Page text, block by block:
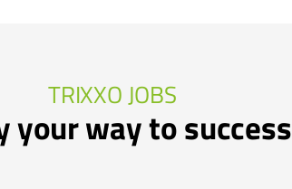
TRIXXO JOBS
your way to success